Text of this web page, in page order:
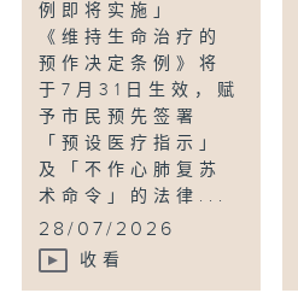
例即将实施」
《维持生命治疗的
预作决定条例》将
于7月31日生效，赋
予市民预先签署
「预设医疗指示」
及「不作心肺复苏
术命令」的法律...
28/07/2026
收看